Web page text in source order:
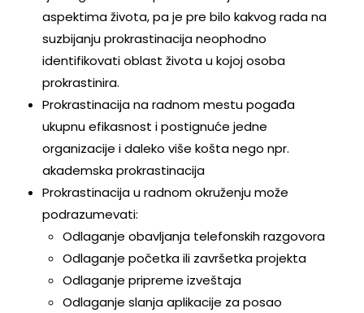
aspektima života, pa je pre bilo kakvog rada na
suzbijanju prokrastinacija neophodno
identifikovati oblast života u kojoj osoba
prokrastinira.
Prokrastinacija na radnom mestu pogađa
ukupnu efikasnost i postignuće jedne
organizacije i daleko više košta nego npr.
akademska prokrastinacija
Prokrastinacija u radnom okruženju može
podrazumevati:
Odlaganje obavljanja telefonskih razgovora
Odlaganje početka ili završetka projekta
Odlaganje pripreme izveštaja
Odlaganje slanja aplikacije za posao